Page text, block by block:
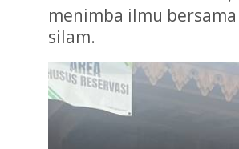
menimba ilmu
silam.